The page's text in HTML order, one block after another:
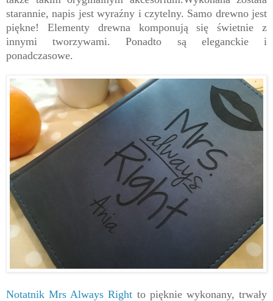
starannie, napis jest wyraźny i czytelny. Samo drewno jest
piękne! Elementy drewna komponują się świetnie z
innymi tworzywami. Ponadto są eleganckie i
ponadczasowe.
Notatnik Mrs Always Right to pięknie wykonany, trwały